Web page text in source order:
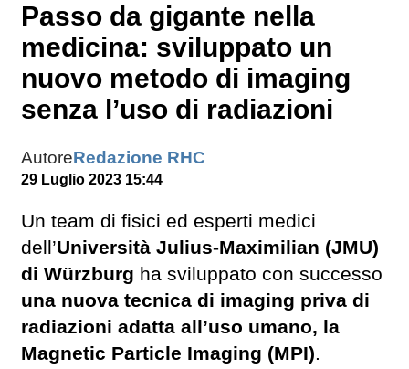
Passo da gigante nella
medicina: sviluppato un
nuovo metodo di imaging
senza l’uso di radiazioni
AutoreRedazione RHC
29 Luglio 2023 15:44
Un team di fisici ed esperti medici
dell’Università Julius-Maximilian (JMU)
di Würzburg ha sviluppato con successo
una nuova tecnica di imaging priva di
radiazioni adatta all’uso umano, la
Magnetic Particle Imaging (MPI).